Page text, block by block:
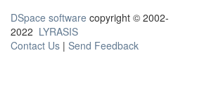
DSpace software copyright © 2002-
2022 LYRASIS
Contact Us | Send Feedback